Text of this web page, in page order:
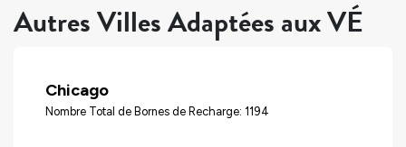
Autres Villes Adaptées aux VÉ
Chicago
Nombre Total de Bornes de Recharge: 1194